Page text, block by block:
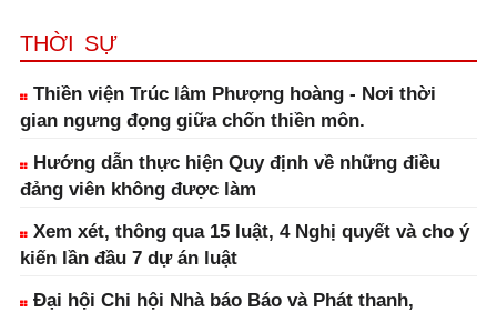
THỜI SỰ
Thiền viện Trúc lâm Phượng hoàng - Nơi thời
gian ngưng đọng giữa chốn thiền môn.
Hướng dẫn thực hiện Quy định về những điều
đảng viên không được làm
Xem xét, thông qua 15 luật, 4 Nghị quyết và cho ý
kiến lần đầu 7 dự án luật
Đại hội Chi hội Nhà báo Báo và Phát thanh,